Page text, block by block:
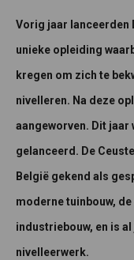
Vorig jaar lanceerden
unieke opleiding
kregen om zich te
nivelleren. Na deze
aangeworven. Dit
gelanceerd. De
België gekend als
moderne tuinbouw,
industriebouw, en is
nivelleerwerk.